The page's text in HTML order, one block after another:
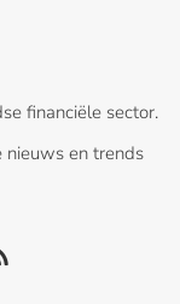
financiële sector.
nieuws en trends